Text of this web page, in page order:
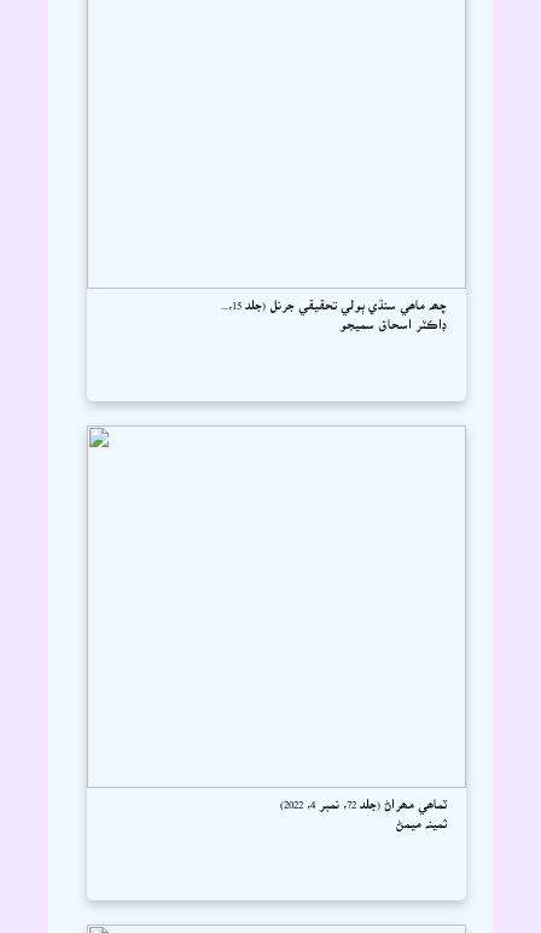
ڇھہ ماھي سنڌي ٻولي تحقيقي جرنل (جلد 15،...
ڊاڪٽر اسحاق سميجو
ٽماھي مھراڻ (جلد 72، نمبر 4، 2022)
ثمينہ ميمڻ